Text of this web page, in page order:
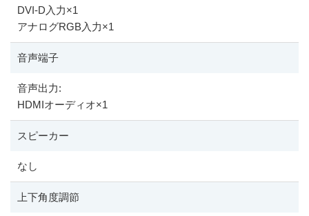
DVI-D入力×1
アナログRGB入力×1
音声端子
音声出力:
HDMIオーディオ×1
スピーカー
なし
上下角度調節